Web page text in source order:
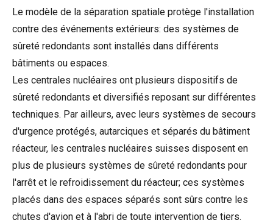
Le modèle de la séparation spatiale protège l'installation
contre des événements extérieurs: des systèmes de
sûreté redondants sont installés dans différents
bâtiments ou espaces.
Les centrales nucléaires ont plusieurs dispositifs de
sûreté redondants et diversifiés reposant sur différentes
techniques. Par ailleurs, avec leurs systèmes de secours
d'urgence protégés, autarciques et séparés du bâtiment
réacteur, les centrales nucléaires suisses disposent en
plus de plusieurs systèmes de sûreté redondants pour
l'arrêt et le refroidissement du réacteur; ces systèmes
placés dans des espaces séparés sont sûrs contre les
chutes d'avion et à l'abri de toute intervention de tiers.